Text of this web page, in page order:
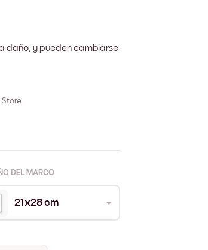
daño, y pueden cambiarse
Store
DEL MARCO
21x28 cm